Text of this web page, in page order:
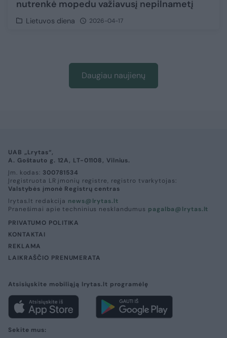
nutrenkė mopedu važiavusį nepilnametį
Lietuvos diena 2026-04-17
Daugiau naujienų
UAB „Lrytas“,
A. Goštauto g. 12A, LT-01108, Vilnius.
Įm. kodas: 300781534
Įregistruota LR įmonių registre, registro tvarkytojas:
Valstybės įmonė Registrų centras
lrytas.lt redakcija news@lrytas.lt
Pranešimai apie techninius nesklandumus pagalba@lrytas.lt
PRIVATUMO POLITIKA
KONTAKTAI
REKLAMA
LAIKRAŠČIO PRENUMERATA
Atsisiųskite mobiliąją lrytas.lt programėlę
Sekite mus: